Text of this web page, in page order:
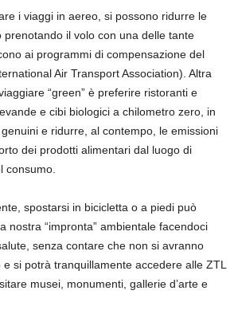
i viaggi in aereo, si possono ridurre le
prenotando il volo con una delle tante
ai programmi di compensazione del
Air Transport Association). Altra
“green” è preferire ristoranti e
e cibi biologici a chilometro zero, in
e ridurre, al contempo, le emissioni
dei prodotti alimentari dal luogo di
consumo.
spostarsi in bicicletta o a piedi può
nostra “impronta” ambientale facendoci
senza contare che non si avranno
si potrà tranquillamente accedere alle ZTL
musei, monumenti, gallerie d’arte e